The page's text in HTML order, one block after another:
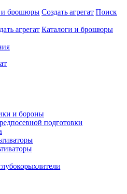
и брошюры Создать агрегат Поиск
агрегат Каталоги и брошюры
и бороны
подготовки